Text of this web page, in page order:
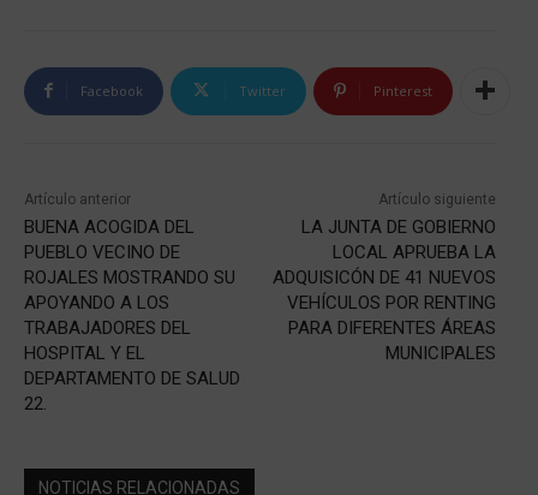
Facebook Twitter Pinterest
Artículo anterior
BUENA ACOGIDA DEL
PUEBLO VECINO DE
ROJALES MOSTRANDO SU
APOYANDO A LOS
TRABAJADORES DEL
HOSPITAL Y EL
DEPARTAMENTO DE SALUD
22.
Artículo siguiente
LA JUNTA DE GOBIERNO
LOCAL APRUEBA LA
ADQUISICÓN DE 41 NUEVOS
VEHÍCULOS POR RENTING
PARA DIFERENTES ÁREAS
MUNICIPALES
NOTICIAS RELACIONADAS